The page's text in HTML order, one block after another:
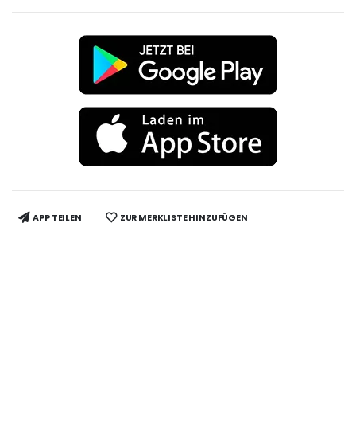
APP TEILEN ZUR MERKLISTE HINZUFÜGEN